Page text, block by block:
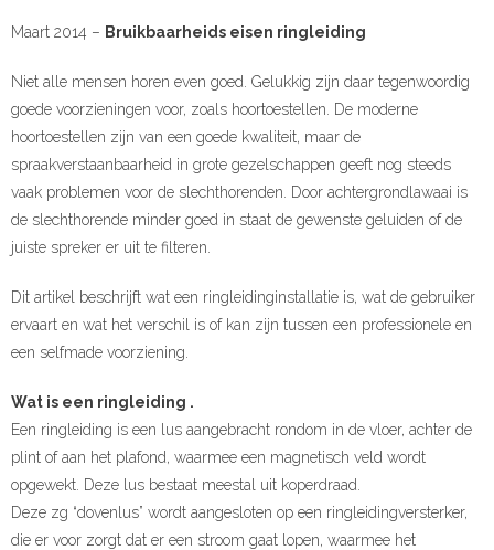
Maart 2014 – Bruikbaarheids eisen ringleiding
Niet alle mensen horen even goed. Gelukkig zijn daar tegenwoordig
goede voorzieningen voor, zoals hoortoestellen. De moderne
hoortoestellen zijn van een goede kwaliteit, maar de
spraakverstaanbaarheid in grote gezelschappen geeft nog steeds
vaak problemen voor de slechthorenden. Door achtergrondlawaai is
de slechthorende minder goed in staat de gewenste geluiden of de
juiste spreker er uit te filteren.
Dit artikel beschrijft wat een ringleidinginstallatie is, wat de gebruiker
ervaart en wat het verschil is of kan zijn tussen een professionele en
een selfmade voorziening.
Wat is een ringleiding .
Een ringleiding is een lus aangebracht rondom in de vloer, achter de
plint of aan het plafond, waarmee een magnetisch veld wordt
opgewekt. Deze lus bestaat meestal uit koperdraad.
Deze zg “dovenlus” wordt aangesloten op een ringleidingversterker,
die er voor zorgt dat er een stroom gaat lopen, waarmee het